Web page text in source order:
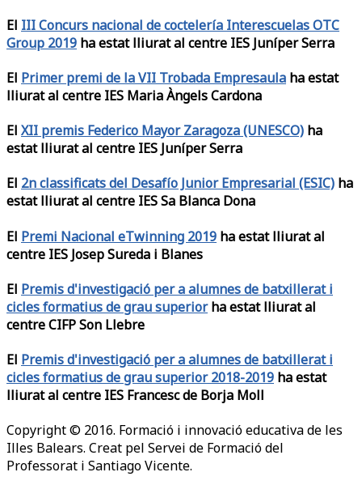
El III Concurs nacional de coctelería Interescuelas OTC
Group 2019 ha estat lliurat al centre IES Juníper Serra
El Primer premi de la VII Trobada Empresaula ha estat
lliurat al centre IES Maria Àngels Cardona
El XII premis Federico Mayor Zaragoza (UNESCO) ha
estat lliurat al centre IES Juníper Serra
El 2n classificats del Desafío Junior Empresarial (ESIC) ha
estat lliurat al centre IES Sa Blanca Dona
El Premi Nacional eTwinning 2019 ha estat lliurat al
centre IES Josep Sureda i Blanes
El Premis d'investigació per a alumnes de batxillerat i
cicles formatius de grau superiorha estat lliurat al
centre CIFP Son Llebre
El Premis d'investigació per a alumnes de batxillerat i
cicles formatius de grau superior 2018-2019 ha estat
lliurat al centre IES Francesc de Borja Moll
Copyright © 2016. Formació i innovació educativa de les
Illes Balears. Creat pel Servei de Formació del
Professorat i Santiago Vicente.